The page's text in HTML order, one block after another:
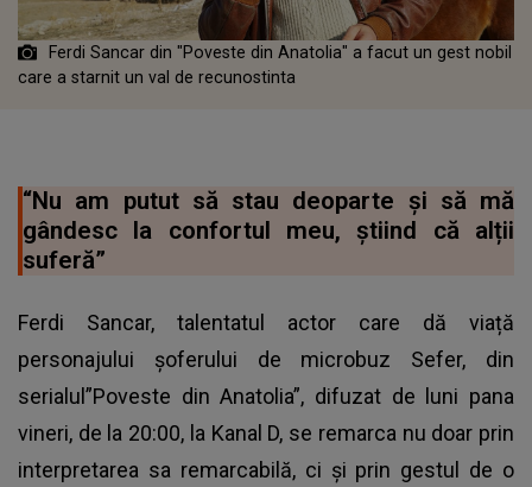
Ferdi Sancar din "Poveste din Anatolia" a facut un gest nobil
care a starnit un val de recunostinta
“Nu am putut să stau deoparte și să mă
gândesc la confortul meu, știind că alții
suferă”
Ferdi Sancar, talentatul actor care dă viață
personajului șoferului de microbuz Sefer, din
serialul”Poveste din Anatolia”, difuzat de luni pana
vineri, de la 20:00, la Kanal D, se remarca nu doar prin
interpretarea sa remarcabilă, ci și prin gestul de o